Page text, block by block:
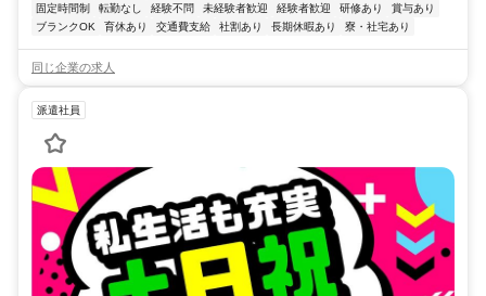
固定時間制
転勤なし 経験不問 未経験者歓迎 経験者歓迎 研修あり
賞与あり
ブランクOK
育休あり 交通費支給 社割あり 長期休暇あり 寮・社宅あり
同じ企業の求人
派遣社員